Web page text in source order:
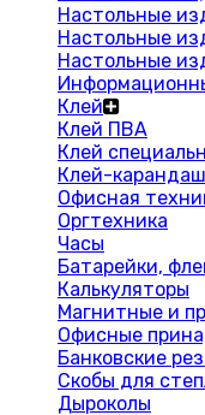
Настольные
Настольные
Настольные
Клей
Клей ПВА
Клей
Клей-карандаш
Офисная
Оргтехника
Часы
Батарейки,
Калькуляторы
Магнитные и
Офисные
Банковские
Скобы для
Дыроколы